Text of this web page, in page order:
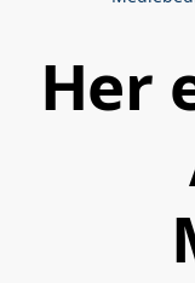
Her